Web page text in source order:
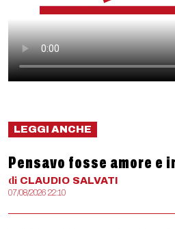
LEGGI ANCHE
Pensavo fosse amore e
di CLAUDIO SALVATI
07/08/2026 22:10